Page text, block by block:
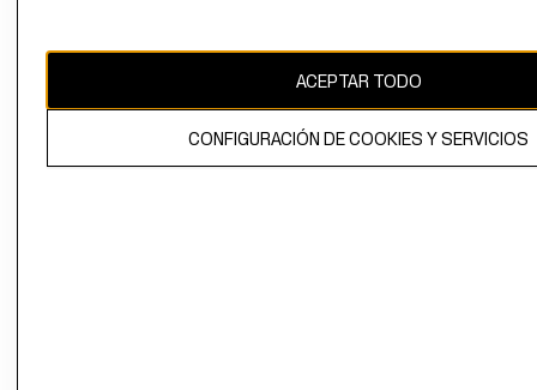
El contenido de esta página web está protegido por copyright y es
propiedad de H&M Hennes & Mauritz AB.
ACEPTAR TODO
CONFIGURACIÓN DE COOKIES Y SERVICIOS